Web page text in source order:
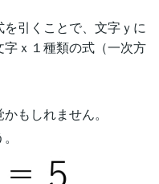
引くことで、文字ｙに
字ｘ１種類の式（一次方
もしれません。